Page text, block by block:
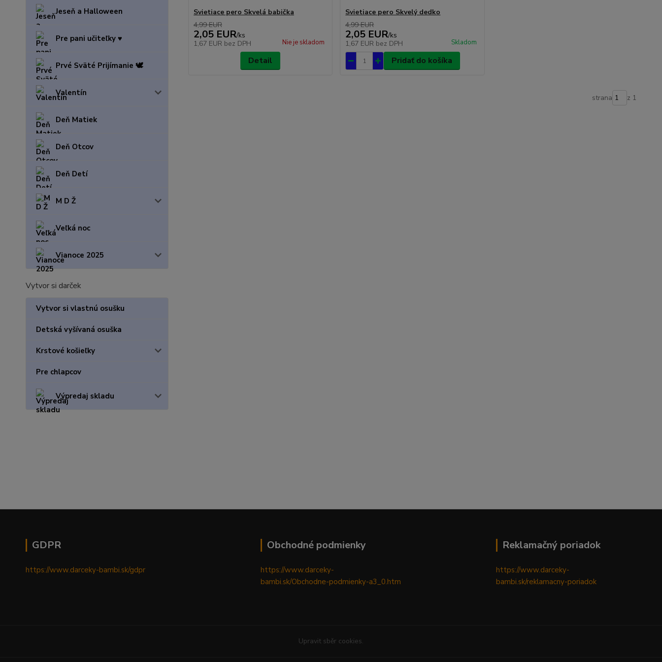
Jeseň a Halloween
Pre pani učiteľky ♥️
Prvé Sväté Prijímanie 🕊️
Valentín
Deň Matiek
Deň Otcov
Deň Detí
M D Ž
Veľká noc
Vianoce 2025
Vytvor si darček
Vytvor si vlastnú osušku
Detská vyšívaná osuška
Krstové košieľky
Pre chlapcov
Výpredaj skladu
Svietiace pero Skvelá babička
4,99 EUR
2,05 EUR/ks
1,67 EUR bez DPH Nie je skladom
Detail
Svietiace pero Skvelý dedko
4,99 EUR
2,05 EUR/ks
1,67 EUR bez DPH Skladom
Pridať do košíka
strana z 1
GDPR
https://www.darceky-bambi.sk/gdpr
Obchodné podmienky
https://www.darceky-
bambi.sk/Obchodne-podmienky-a3_0.htm
Reklamačný poriadok
https://www.darceky-
bambi.sk/reklamacny-poriadok
Upravit sběr cookies.